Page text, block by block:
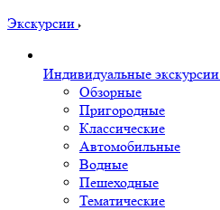
Экскурсии
Индивидуальные экскурсии
Обзорные
Пригородные
Классические
Автомобильные
Водные
Пешеходные
Тематические